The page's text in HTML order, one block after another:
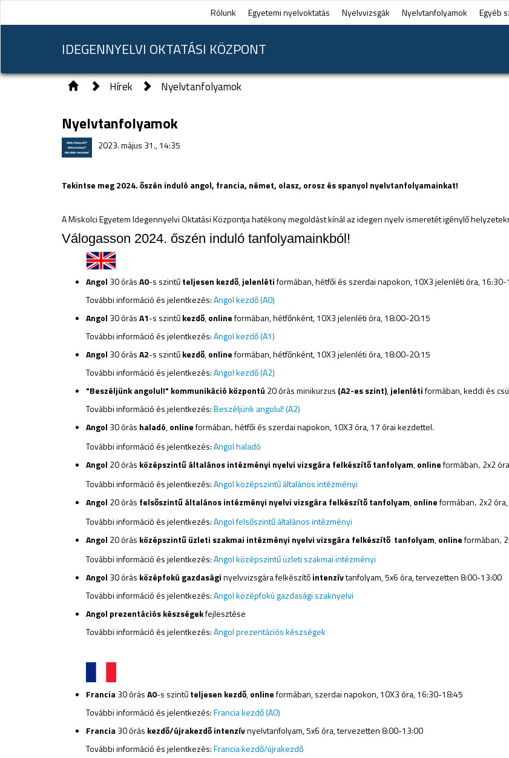
Rólunk Egyetemi nyelvoktatás Nyelvvizsgák Nyelvtanfolyamok Egyéb
IDEGENNYELVI OKTATÁSI KÖZPONT
Hírek Nyelvtanfolyamok
Nyelvtanfolyamok
2023. május 31., 14:35
Tekintse meg 2024. őszén induló angol, francia, német, olasz, orosz és spanyol nyelvtanfolyamainkat!
A Miskolci Egyetem Idegennyelvi Oktatási Központja hatékony megoldást kínál az idegen nyelv ismeretét igénylő
Válogasson 2024. őszén induló tanfolyamainkból!
Angol 30 órásA0-s szintűteljesen kezdő,jelenlétiformában, hétfői és szerdai napokon, 10X3 jelenléti óra,
További információ és jelentkezés:Angol kezdő (A0)
Angol 30 órásA1-s szintűkezdő,onlineformában, hétfőnként, 10X3 jelenléti óra, 18:00-20:15
További információ és jelentkezés:Angol kezdő (A1)
Angol 30 órásA2-s szintűkezdő,onlineformában, hétfőnként, 10X3 jelenléti óra, 18:00-20:15
További információ és jelentkezés:Angol kezdő (A2)
"Beszéljünk angolul!" kommunikáció központú 20 órás minikurzus (A2-es szint),jelenlétiformában, keddi és
További információ és jelentkezés:Beszéljünk angolul! (A2)
Angol 30 órás haladó,onlineformában, hétfői és szerdainapokon, 10X3 óra, 17 órai kezdettel.
További információ és jelentkezés:Angol haladó
Angol 20 órás középszintű általános intézményi nyelvi vizsgára felkészítő tanfolyam,onlineformában, 2x2
További információ és jelentkezés:Angol középszintű általános intézményi
Angol 20 órás felsőszintű általános intézményi nyelvi vizsgára felkészítő tanfolyam,onlineformában, 2x2
További információ és jelentkezés:Angol felsőszintű általános intézményi
Angol 20 órás középszintű üzleti szakmai intézményi nyelvi vizsgára felkészítő tanfolyam,onlineformában,
További információ és jelentkezés:Angol középszintű üzleti szakmai intézményi
Angol 30 órás középfokú gazdaságinyelvvizsgára felkészítőintenzívtanfolyam, 5x6 óra, tervezetten 8:00-13:00
További információ és jelentkezés:Angol középfokú gazdasági szaknyelvi
Angol prezentációs készségekfejlesztése
További információ és jelentkezés:Angol prezentációs készségek
Francia30 órásA0-s szintűteljesen kezdő,onlineformában, szerdai napokon, 10X3 óra, 16:30-18:45
További információ és jelentkezés:Francia kezdő (A0)
Francia30 órás kezdő/újrakezdő intenzívnyelvtanfolyam, 5x6 óra, tervezetten 8:00-13:00
További információ és jelentkezés:Francia kezdő/újrakezdő